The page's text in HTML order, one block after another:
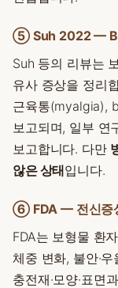
⑤ Suh 2022 —
Suh 등의 리뷰는
유사 증상을 정리
근육통(myalgia),
보고되며, 일부 연
보고합니다. 다만
않은 상태입니다.
⑥ FDA — 전신증
FDA는 보형물 환
체중 변화, 불안·
충전재·모양·표면